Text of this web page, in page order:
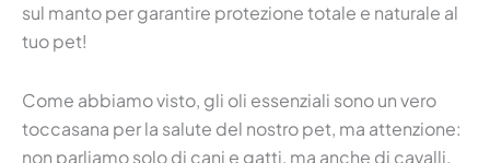
sul manto per garantire protezione totale e naturale al
tuo pet!
Come abbiamo visto, gli oli essenziali sono un vero
toccasana per la salute del nostro pet, ma attenzione:
non parliamo solo di cani e gatti, ma anche di cavalli,